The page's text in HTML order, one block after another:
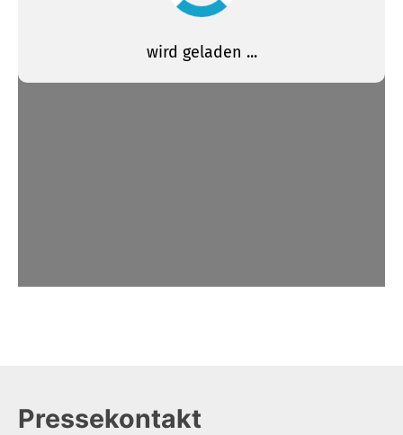
Pressekontakt